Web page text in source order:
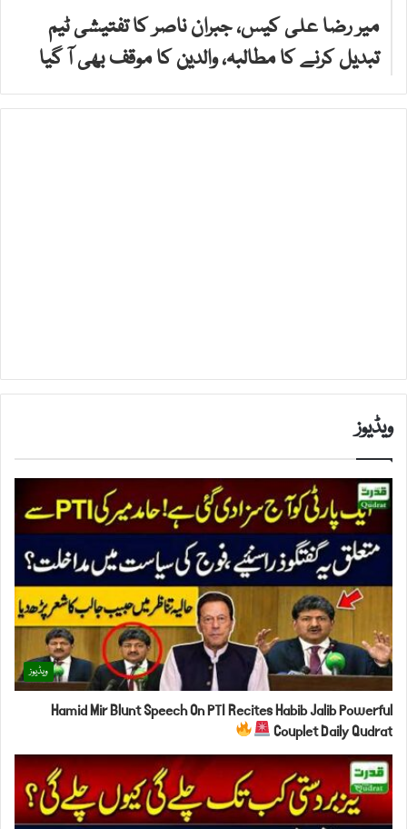
میر رضا علی کیس، جبران ناصر کا تفتیشی ٹیم
تبدیل کرنے کا مطالبہ، والدین کا موقف بھی آ گیا
ویڈیوز
ویڈیوز
Hamid Mir Blunt Speech On PTI Recites Habib Jalib Powerful
Couplet Daily Qudrat